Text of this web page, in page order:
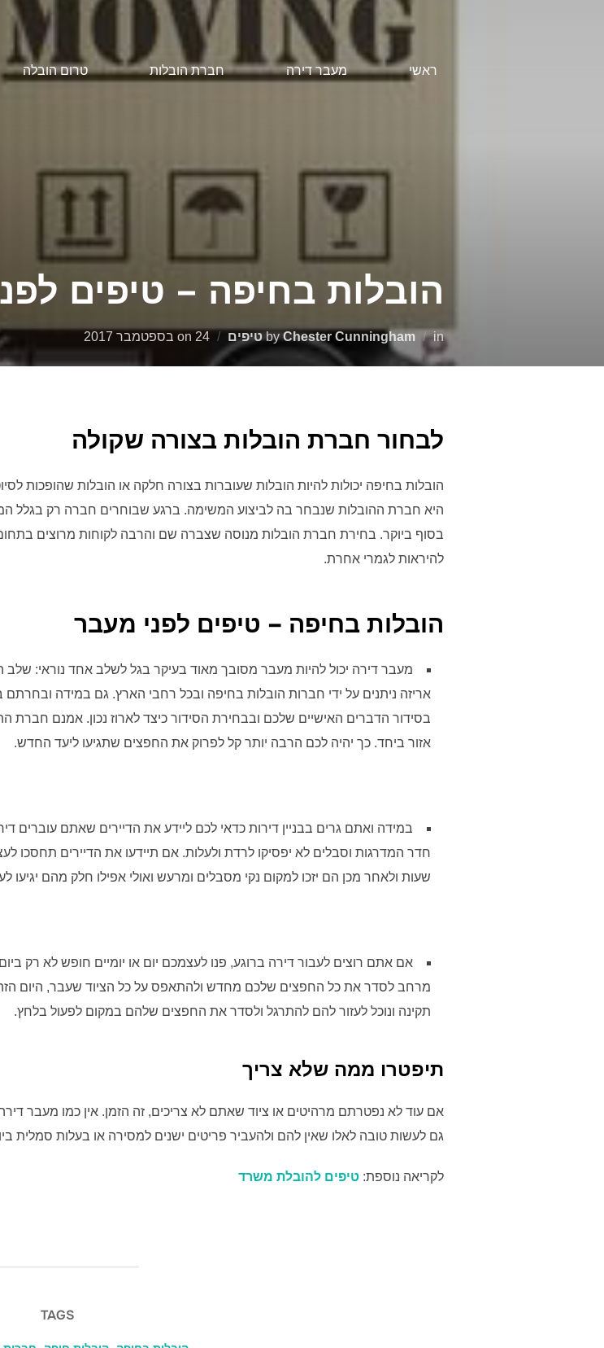
ראשי מעבר דירה חברת הובלות טרום הובלה
הובלות בחיפה – טיפים
byChester Cunningham in טיפים on
Posted 24 בספטמבר 2017
לבחור חברת הובלות בצורה שקולה
הובלות בחיפה יכולות להיות הובלות שעוברות בצורה חלקה או הובלות שהופכות
היא חברת ההובלות שנבחר בה לביצוע המשימה. ברגע שבוחרים חברה רק בגלל
בסוף ביוקר. בחירת חברת הובלות מנוסה שצברה שם והרבה לקוחות מרוצים
להיראות לגמרי אחרת.
הובלות בחיפה – טיפים לפני מעבר
מעבר דירה יכול להיות מעבר מסובך מאוד בעיקר בגל לשלב אחד נוראי: שלב
אריזה ניתנים על ידי חברות הובלות בחיפה ובכל רחבי הארץ. גם במידה
בסידור הדברים האישיים שלכם ובבחירת הסידור כיצד לארוז נכון. אמנם חברת
אזור ביחד. כך יהיה לכם הרבה יותר קל לפרוק את החפצים שתגיעו ליעד החדש.
במידה ואתם גרים בבניין דירות כדאי לכם ליידע את הדיירים שאתם עוברים
חדר המדרגות וסבלים לא יפסיקו לרדת ולעלות. אם תיידעו את הדיירים
שעות ולאחר מכן הם יזכו למקום נקי מסבלים ומרעש ואולי אפילו חלק מהם יגיעו
אם אתם רוצים לעבור דירה ברוגע, פנו לעצמכם יום או יומיים חופש לא רק
מרחב לסדר את כל החפצים שלכם מחדש ולהתאפס על כל הציוד שעבר, היום
תקינה ונוכל לעזור להם להתרגל ולסדר את החפצים שלהם במקום לפעול בלחץ.
תיפטרו ממה שלא צריך
אם עוד לא נפטרתם מרהיטים או ציוד שאתם לא צריכים, זה הזמן. אין כמו מעבר
גם לעשות טובה לאלו שאין להם ולהעביר פריטים ישנים למסירה או בעלות סמלית
לקריאה נוספת: טיפים להובלת משרד
TAGS